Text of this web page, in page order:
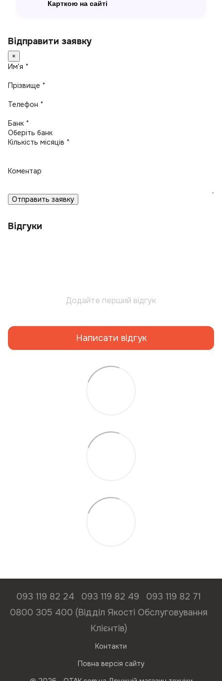
Карткою на сайті
Відправити заявку
×
Имʼя *
Прізвище *
Телефон *
Банк *
Кількість місяців *
Коментар
Отправить заявку
Відгуки
Додайте перший відгук
Написати відгук
093 119 82 24 093 119 82 49
093 119 82 71
0800 305 400 (Відділ Якості Обслуговування
Клієнтів)
Контакти
Повна версія сайту